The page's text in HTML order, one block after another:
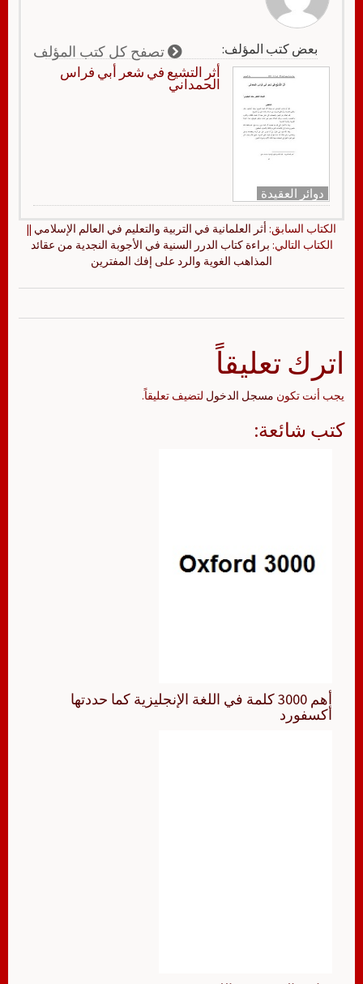
بعض كتب المؤلف: تصفح كل كتب المؤلف
دوائر العقيدة
أثر التشيع في شعر أبي فراس
الحمداني
الكتاب السابق: أثر العلمانية في التربية والتعليم في العالم الإسلامي ||
الكتاب التالي: براءة كتاب الدرر السنية في الأجوبة النجدية من عقائد
المذاهب الغوية والرد على إفك المفترين
اترك تعليقاً
يجب أنت تكون مسجل الدخول لتضيف تعليقاً.
كتب شائعة:
أهم 3000 كلمة في اللغة الإنجليزية كما حددتها
أكسفورد